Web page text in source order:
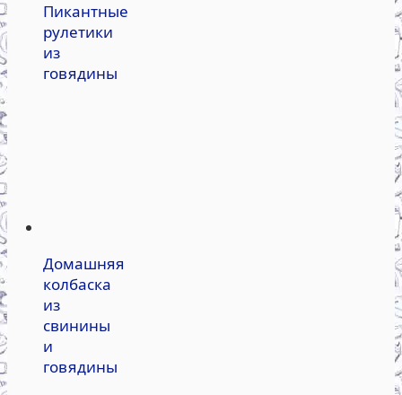
Пикантные
рулетики
из
говядины
Домашняя
колбаска
из
свинины
и
говядины